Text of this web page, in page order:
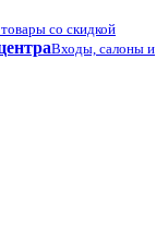
со скидкой
Входы, салоны и